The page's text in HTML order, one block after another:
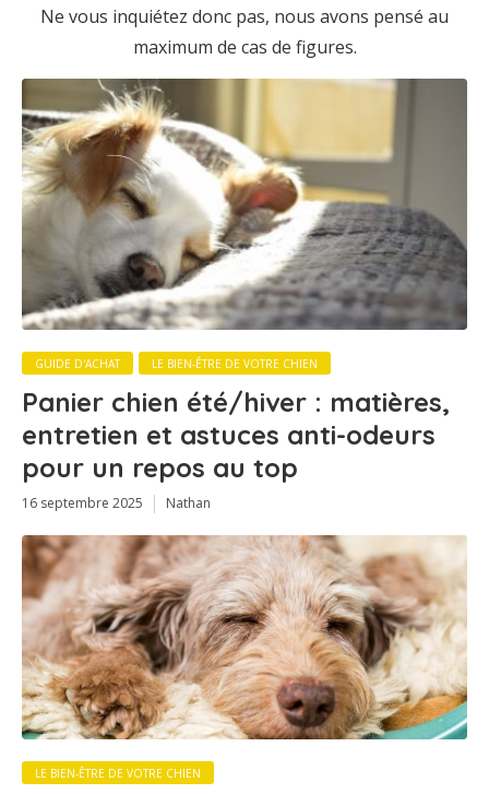
Ne vous inquiétez donc pas, nous avons pensé au
maximum de cas de figures.
GUIDE D'ACHAT LE BIEN-ÊTRE DE VOTRE CHIEN
Panier chien été/hiver : matières,
entretien et astuces anti-odeurs
pour un repos au top
16 septembre 2025 Nathan
LE BIEN-ÊTRE DE VOTRE CHIEN